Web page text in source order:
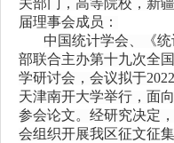
届理事会成员：
中国统计学会
《
部联合主办第十九次全
学研讨会 ，会议拟于
天津南开大学举行，面
参会论文。 经研究决定
会组织开展我区征文征